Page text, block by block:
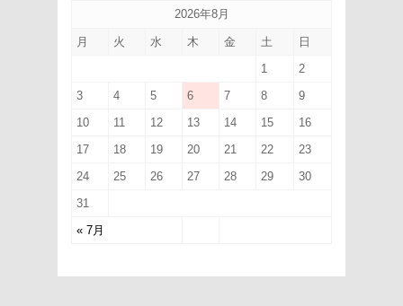
2026年8月
月 火 水 木 金 土 日
« 7月
1
2
3
4 5 6 7 8
9
10
11 12 13 14 15
16
17
18 19 20 21 22
23
24
25 26 27 28 29
30
31